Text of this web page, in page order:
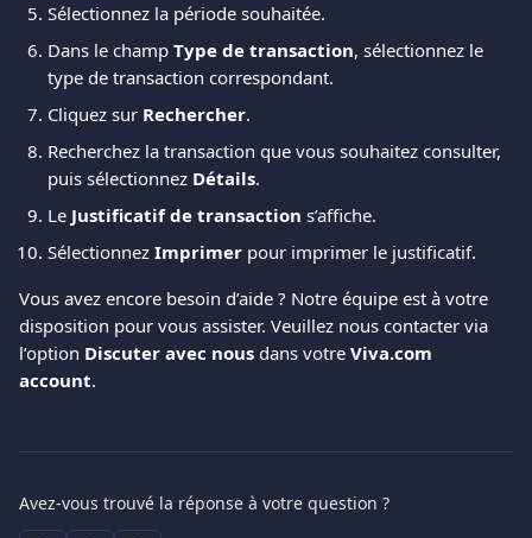
Sélectionnez la période souhaitée.
Dans le champ Type de transaction, sélectionnez le
type de transaction correspondant.
Cliquez sur Rechercher.
Recherchez la transaction que vous souhaitez consulter,
puis sélectionnez Détails.
Le Justificatif de transaction s’affiche.
Sélectionnez Imprimer pour imprimer le justificatif.
Vous avez encore besoin d’aide ? Notre équipe est à votre
disposition pour vous assister. Veuillez nous contacter via
l’option Discuter avec nous dans votre Viva.com
account.
Avez-vous trouvé la réponse à votre question ?